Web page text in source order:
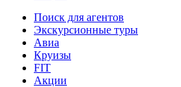
Поиск для агентов
Экскурсионные туры
Авиа
Круизы
FIT
Акции